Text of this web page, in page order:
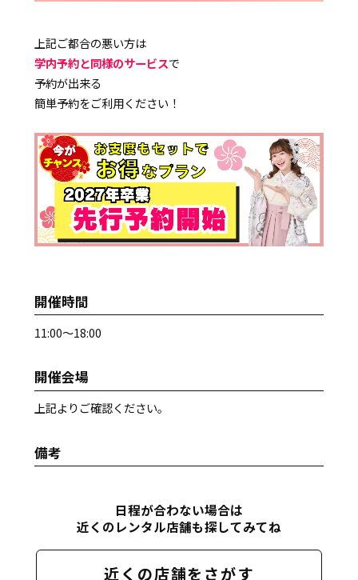
上記ご都合の悪い方は
学内予約と同様のサービスで
予約が出来る
簡単予約をご利用ください！
開催時間
11:00～18:00
開催会場
上記よりご確認ください。
備考
日程が合わない場合は
近くのレンタル店舗も探してみてね
近くの店舗をさがす